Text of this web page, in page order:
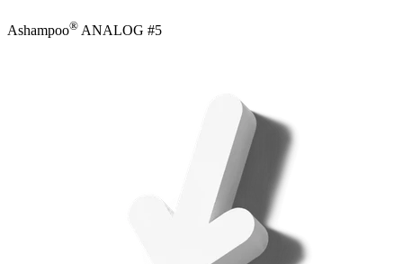
Ashampoo® ANALOG #5